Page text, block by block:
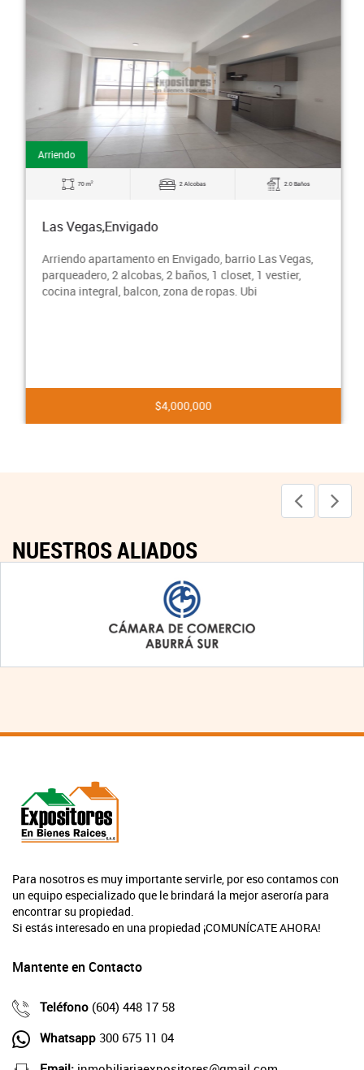
Arriendo
70 m2 2 Alcobas 2.0 Baños
Las Vegas,Envigado
Arriendo apartamento en Envigado, barrio Las Vegas,
parqueadero, 2 alcobas, 2 baños, 1 closet, 1 vestier,
cocina integral, balcon, zona de ropas. Ubi
$4,000,000
NUESTROS ALIADOS
Para nosotros es muy importante servirle, por eso contamos con
un equipo especializado que le brindará la mejor aseroría para
encontrar su propiedad.
Si estás interesado en una propiedad ¡COMUNÍCATE AHORA!
Mantente en Contacto
Teléfono (604) 448 17 58
Whatsapp 300 675 11 04